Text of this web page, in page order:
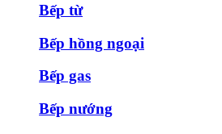
Bếp từ
Bếp hồng ngoại
Bếp gas
Bếp nướng